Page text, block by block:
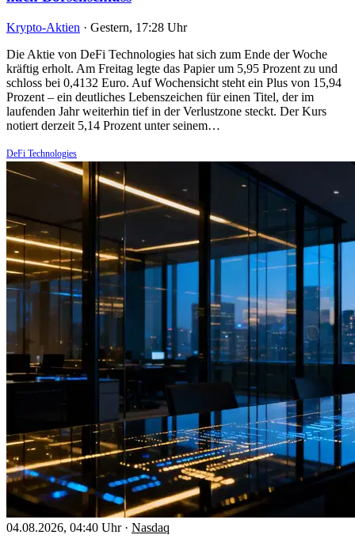
Krypto-Aktien · Gestern, 17:28 Uhr
Die Aktie von DeFi Technologies hat sich zum Ende der Woche
kräftig erholt. Am Freitag legte das Papier um 5,95 Prozent zu und
schloss bei 0,4132 Euro. Auf Wochensicht steht ein Plus von 15,94
Prozent – ein deutliches Lebenszeichen für einen Titel, der im
laufenden Jahr weiterhin tief in der Verlustzone steckt. Der Kurs
notiert derzeit 5,14 Prozent unter seinem…
DeFi Technologies
04.08.2026, 04:40 Uhr · Nasdaq